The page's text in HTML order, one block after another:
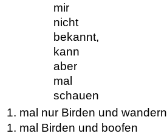
mir
nicht
bekannt,
kann
aber
mal
schauen
1. mal nur Birden und wandern
1. mal Birden und boofen